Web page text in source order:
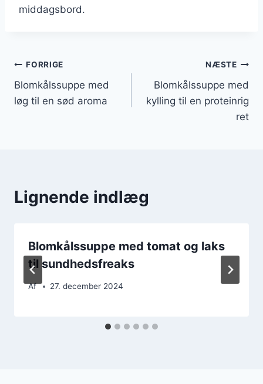
middagsbord.
Indlægsnavigation
FORRIGE
Blomkålssuppe med
løg til en sød aroma
NÆSTE
Blomkålssuppe med
kylling til en proteinrig
ret
Lignende indlæg
Blomkålssuppe med tomat og laks
til sundhedsfreaks
Af 27. december 2024